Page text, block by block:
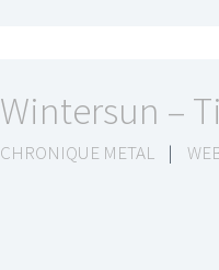
Wintersun –
CHRONIQUE METAL |